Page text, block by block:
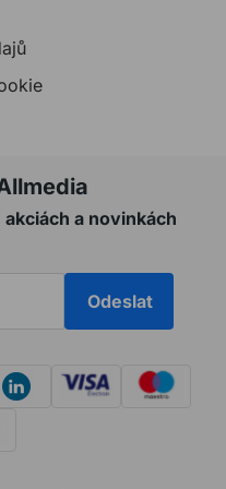
a novinkách
Odeslat